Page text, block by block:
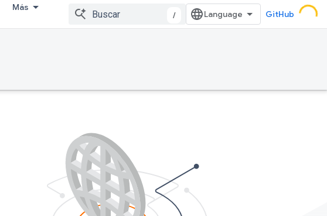
Más
/ GitHub